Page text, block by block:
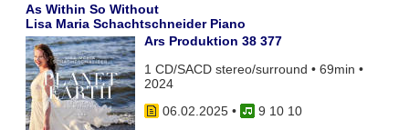
As Within So Without
Lisa Maria Schachtschneider Piano
Ars Produktion 38 377
1 CD/SACD stereo/surround • 69min •
2024
06.02.2025•
9 10 10